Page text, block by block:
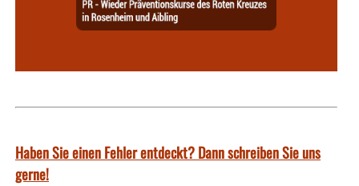
Haben Sie einen Fehler entdeckt? Dann schreiben Sie uns
gerne!